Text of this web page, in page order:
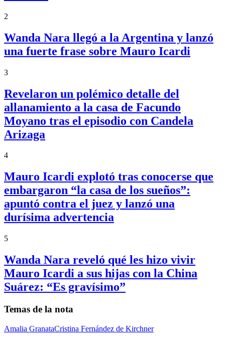
2
Wanda Nara llegó a la Argentina y lanzó
una fuerte frase sobre Mauro Icardi
3
Revelaron un polémico detalle del
allanamiento a la casa de Facundo
Moyano tras el episodio con Candela
Arizaga
4
Mauro Icardi explotó tras conocerse que
embargaron “la casa de los sueños”:
apuntó contra el juez y lanzó una
durísima advertencia
5
Wanda Nara reveló qué les hizo vivir
Mauro Icardi a sus hijas con la China
Suárez: “Es gravísimo”
Temas de la nota
Amalia GranataCristina Fernández de Kirchner